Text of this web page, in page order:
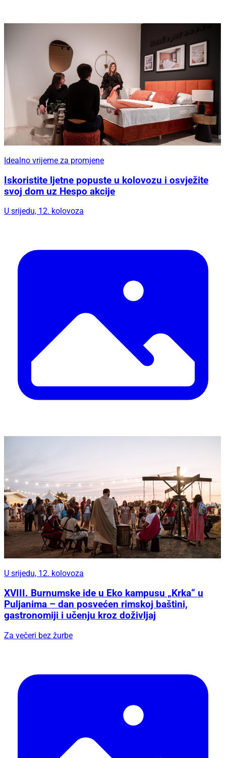
Idealno vrijeme za promjene
Iskoristite ljetne popuste u kolovozu i osvježite
svoj dom uz Hespo akcije
U srijedu, 12. kolovoza
U srijedu, 12. kolovoza
XVIII. Burnumske ide u Eko kampusu „Krka“ u
Puljanima – dan posvećen rimskoj baštini,
gastronomiji i učenju kroz doživljaj
Za večeri bez žurbe